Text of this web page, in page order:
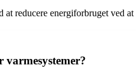
reducere energiforbruget ved